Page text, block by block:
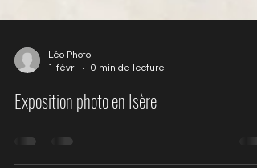
Léo Photo
1 févr.
0 min de lecture
Exposition photo en Isère